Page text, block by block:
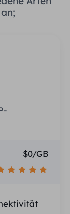
$0/GB